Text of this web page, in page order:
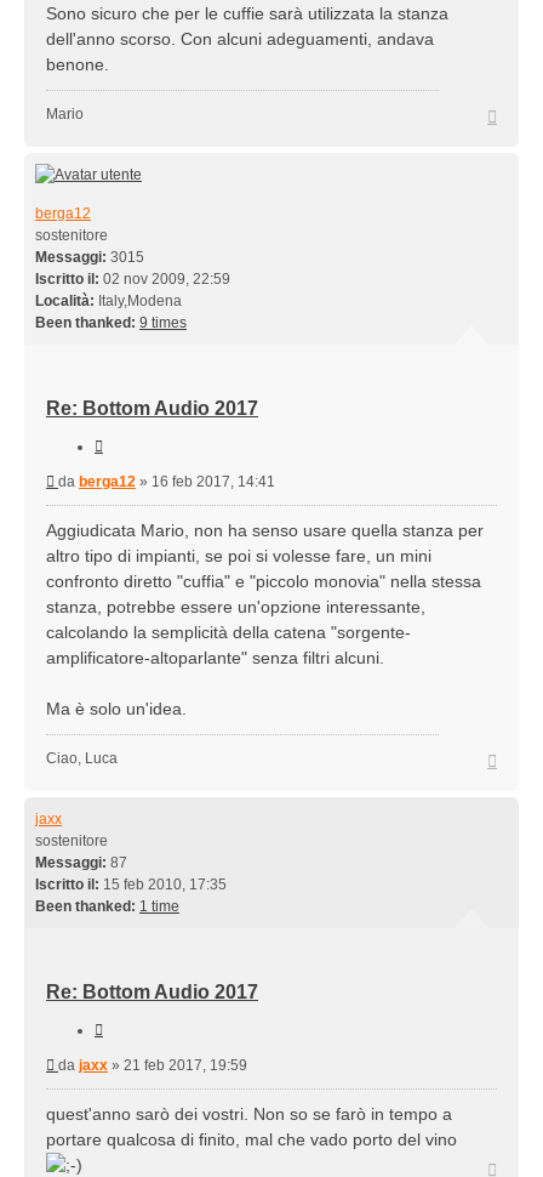
Sono sicuro che per le cuffie sarà utilizzata la stanza
dell'anno scorso. Con alcuni adeguamenti, andava
benone.
Mario
berga12
sostenitore
Messaggi: 3015
Iscritto il: 02 nov 2009, 22:59
Località: Italy,Modena
Been thanked: 9 times
Re: Bottom Audio 2017
Messaggio
da berga12 » 16 feb 2017, 14:41
Aggiudicata Mario, non ha senso usare quella stanza per
altro tipo di impianti, se poi si volesse fare, un mini
confronto diretto "cuffia" e "piccolo monovia" nella stessa
stanza, potrebbe essere un'opzione interessante,
calcolando la semplicità della catena "sorgente-
amplificatore-altoparlante" senza filtri alcuni.
Ma è solo un'idea.
Ciao, Luca
jaxx
sostenitore
Messaggi: 87
Iscritto il: 15 feb 2010, 17:35
Been thanked: 1 time
Re: Bottom Audio 2017
Messaggio
da jaxx » 21 feb 2017, 19:59
quest'anno sarò dei vostri. Non so se farò in tempo a
portare qualcosa di finito, mal che vado porto del vino